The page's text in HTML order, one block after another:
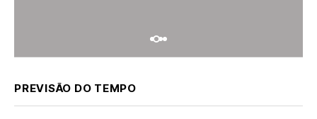
PREVISÃO DO TEMPO